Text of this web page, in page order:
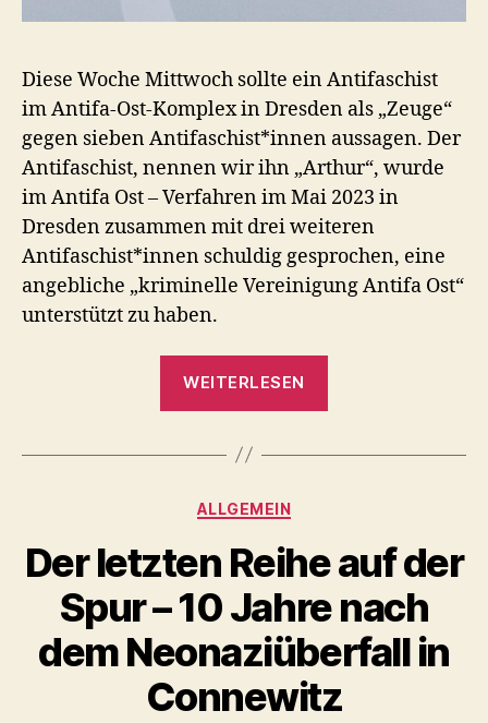
Diese Woche Mittwoch sollte ein Antifaschist
im Antifa-Ost-Komplex in Dresden als „Zeuge“
gegen sieben Antifaschist*innen aussagen. Der
Antifaschist, nennen wir ihn „Arthur“, wurde
im Antifa Ost – Verfahren im Mai 2023 in
Dresden zusammen mit drei weiteren
Antifaschist*innen schuldig gesprochen, eine
angebliche „kriminelle Vereinigung Antifa Ost“
unterstützt zu haben.
WEITERLESEN
unbeugsam“
Kategorien
ALLGEMEIN
Der letzten Reihe auf der
Spur – 10 Jahre nach
dem Neonaziüberfall in
Connewitz